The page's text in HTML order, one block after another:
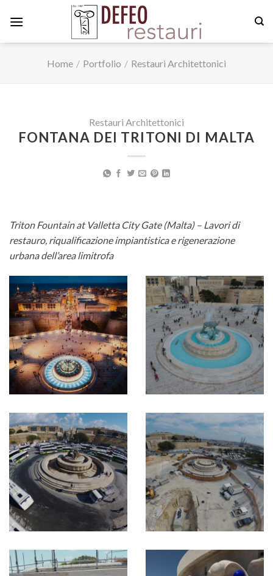
Home / Portfolio / Restauri Architettonici
Restauri Architettonici
FONTANA DEI TRITONI DI MALTA
Triton Fountain at Valletta City Gate (Malta) – Lavori di
restauro, riqualificazione impiantistica e rigenerazione
urbana dell’area limitrofa